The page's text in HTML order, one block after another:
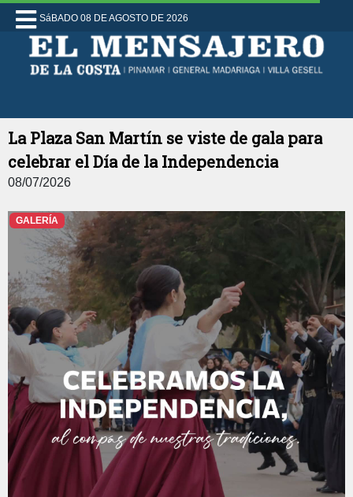
SáBADO 08 DE AGOSTO DE 2026
La Plaza San Martín se viste de gala para
celebrar el Día de la Independencia
08/07/2026
GALERÍA